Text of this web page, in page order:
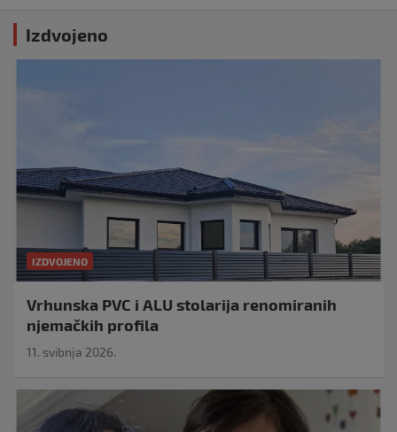
Izdvojeno
IZDVOJENO
Vrhunska PVC i ALU stolarija renomiranih
njemačkih profila
11. svibnja 2026.